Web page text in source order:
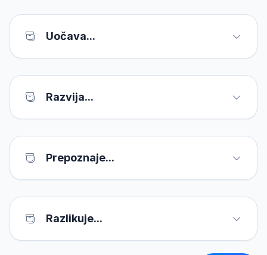
Uočava...
Razvija...
Prepoznaje...
Razlikuje...